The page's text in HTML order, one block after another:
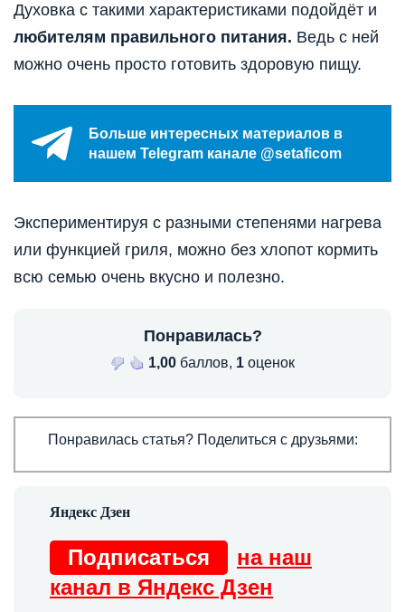
Духовка с такими характеристиками подойдёт и
любителям правильного питания. Ведь с ней
можно очень просто готовить здоровую пищу.
Больше интересных материалов в
нашем Telegram канале @setaficom
Экспериментируя с разными степенями нагрева
или функцией гриля, можно без хлопот кормить
всю семью очень вкусно и полезно.
Понравилась?
1,00 баллов, 1 оценок
Понравилась статья? Поделиться с друзьями:
Подписаться
на наш
канал в Яндекс Дзен